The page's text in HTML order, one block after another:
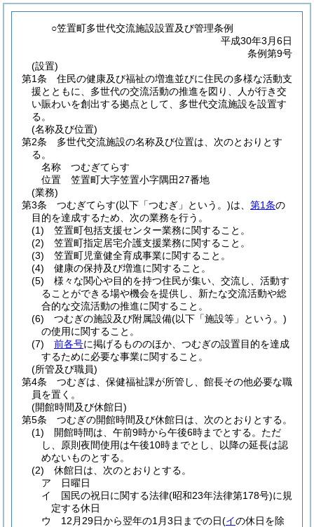
○笠置町多世代交流施設設置及び管理条例
平成30年3月6日
条例第9号
(設置)
第1条
住民の健康及び福祉の増進並びに住民の多様な活動支
援とともに、多世代の交流活動の推進を図り、人が行き交
い賑わいを創出する拠点として、多世代交流施設を設置す
る。
(名称及び位置)
第2条
多世代交流施設の名称及び位置は、次のとおりとす
る。
名称 つむぎてらす
位置 笠置町大字笠置小字隅田27番地
(業務)
第3条
つむぎてらす(以下「つむぎ」という。)は、 第1条の
目的を達成するため、次の業務を行う。
(1)
笠置町包括支援センター業務に関すること。
(2)
笠置町指定居宅介護支援業務に関すること。
(3)
笠置町児童健全育成事業に関すること。
(4)
健康の保持及び増進に関すること。
(5)
様々な関心や目的を持つ住民が集い、交流し、活動す
ることができる場や機会を提供し、新たな交流活動や総
合的な交流活動の推進に関すること。
(6)
つむぎの施設及び附属設備(以下「施設等」という。)
の使用に関すること。
(7)
前各号に掲げるもののほか、つむぎの設置目的を達成
するために必要な事業に関すること。
(所管及び職員)
第4条
つむぎは、保健福祉課が所管し、館長その他必要な職
員を置く。
(開館時間及び休館日)
第5条
つむぎの開館時間及び休館日は、次のとおりとする。
(1)
開館時間は、午前9時から午後6時までとする。 ただ
し、原則夜間使用は午後10時までとし、以降の延長は認
めないものとする。
(2)
休館日は、次のとおりとする。
ア
日曜日
イ
国民の祝日に関する法律(昭和23年法律第178号)に規
定する休日
ウ
12月29日から翌年の1月3日までの日(イの休日を除